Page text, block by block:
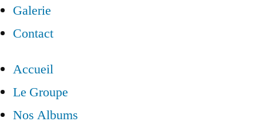
Galerie
Contact
Accueil
Le Groupe
Nos Albums